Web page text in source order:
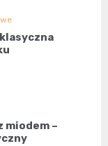
miodem –